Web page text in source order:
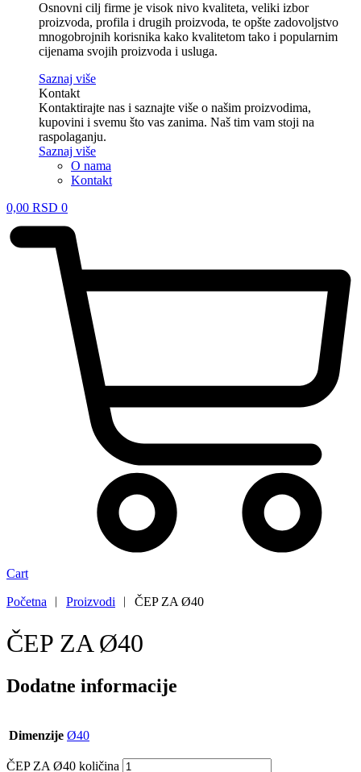
Osnovni cilj firme je visok nivo kvaliteta, veliki izbor
proizvoda, profila i drugih proizvoda, te opšte zadovoljstvo
mnogobrojnih korisnika kako kvalitetom tako i popularnim
cijenama svojih proizvoda i usluga.
Saznaj više
Kontakt
Kontaktirajte nas i saznajte više o našim proizvodima,
kupovini i svemu što vas zanima. Naš tim vam stoji na
raspolaganju.
Saznaj više
O nama
Kontakt
0,00 RSD 0
Cart
Početna ︱ Proizvodi ︱ ČEP ZA Ø40
ČEP ZA Ø40
Dodatne informacije
Dimenzije Ø40
ČEP ZA Ø40 količina